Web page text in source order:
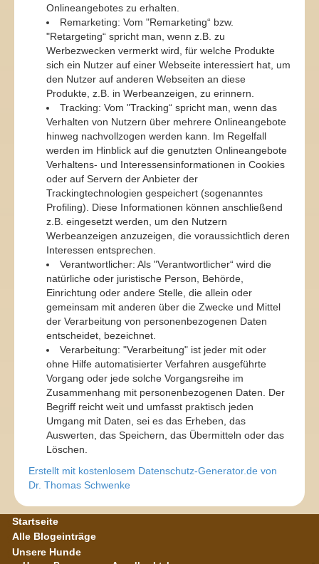
Onlineangebotes zu erhalten.
Remarketing: Vom "Remarketing“ bzw.
"Retargeting“ spricht man, wenn z.B. zu
Werbezwecken vermerkt wird, für welche Produkte
sich ein Nutzer auf einer Webseite interessiert hat, um
den Nutzer auf anderen Webseiten an diese
Produkte, z.B. in Werbeanzeigen, zu erinnern.
Tracking: Vom "Tracking“ spricht man, wenn das
Verhalten von Nutzern über mehrere Onlineangebote
hinweg nachvollzogen werden kann. Im Regelfall
werden im Hinblick auf die genutzten Onlineangebote
Verhaltens- und Interessensinformationen in Cookies
oder auf Servern der Anbieter der
Trackingtechnologien gespeichert (sogenanntes
Profiling). Diese Informationen können anschließend
z.B. eingesetzt werden, um den Nutzern
Werbeanzeigen anzuzeigen, die voraussichtlich deren
Interessen entsprechen.
Verantwortlicher: Als "Verantwortlicher“ wird die
natürliche oder juristische Person, Behörde,
Einrichtung oder andere Stelle, die allein oder
gemeinsam mit anderen über die Zwecke und Mittel
der Verarbeitung von personenbezogenen Daten
entscheidet, bezeichnet.
Verarbeitung: "Verarbeitung" ist jeder mit oder
ohne Hilfe automatisierter Verfahren ausgeführte
Vorgang oder jede solche Vorgangsreihe im
Zusammenhang mit personenbezogenen Daten. Der
Begriff reicht weit und umfasst praktisch jeden
Umgang mit Daten, sei es das Erheben, das
Auswerten, das Speichern, das Übermitteln oder das
Löschen.
Erstellt mit kostenlosem Datenschutz-Generator.de von
Dr. Thomas Schwenke
Startseite
Alle Blogeinträge
Unsere Hunde